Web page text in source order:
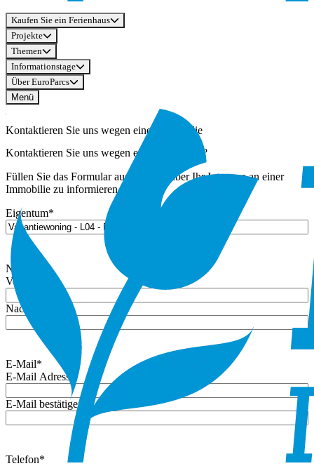
Kaufen Sie ein Ferienhaus
Projekte
Themen
Informationstage
Über EuroParcs
Menü
Kontaktieren Sie uns wegen einer Immobilie
Kontaktieren Sie uns wegen einer Immobilie?
Füllen Sie das Formular aus, um uns über Ihr Interesse an einer
Immobilie zu informieren.
Eigentum*
Name
Vorname
Nachname
E-Mail*
E-Mail Adresse
E-Mail bestätigen
Telefon*